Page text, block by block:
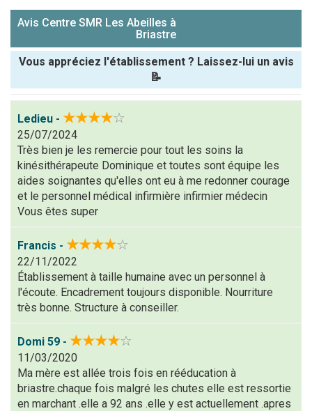
Avis Centre SMR Les Abeilles à
Briastre
Vous appréciez l'établissement ? Laissez-lui un avis
📝
Note que vous souhaitez attribuer :
Antispam -
Combien font
7x4 (en
Avis sur
l'établissement
(En cliquant sur 'Valider', j'accepte que mon avis
soit publié sur le site.)
Ledieu - ★★★★☆
25/07/2024
Très bien je les remercie pour tout les soins la
kinésithérapeute Dominique et toutes sont équipe les
aides soignantes qu'elles ont eu à me redonner courage
et le personnel médical infirmière infirmier médecin
Vous êtes super
Francis - ★★★★☆
22/11/2022
Établissement à taille humaine avec un personnel à
l'écoute. Encadrement toujours disponible. Nourriture
très bonne. Structure à conseiller.
Domi 59 - ★★★★☆
11/03/2020
Ma mère est allée trois fois en rééducation à
briastre.chaque fois malgré les chutes elle est ressortie
en marchant .elle a 92 ans .elle y est actuellement .apres